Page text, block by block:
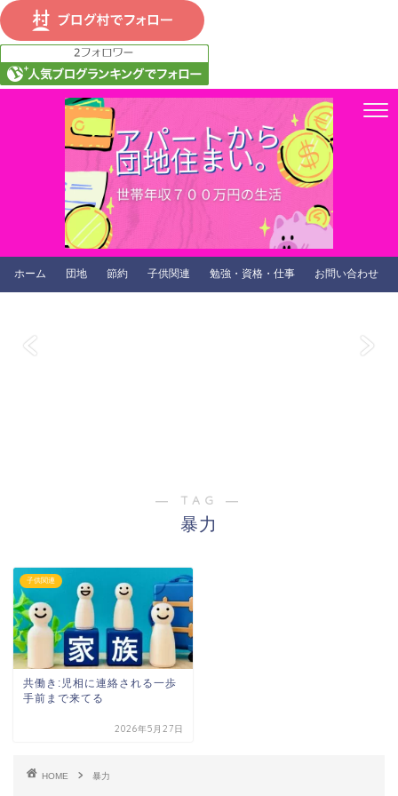
ホーム 団地 節約 子供関連 勉強・資格・仕事 お問い合わせ
― TAG ―
暴力
子供関連
共働き:児相に連絡される一歩
手前まで来てる
2026年5月27日
HOME 暴力